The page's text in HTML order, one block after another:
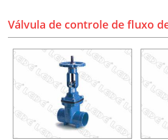
Válvula de controle de fluxo